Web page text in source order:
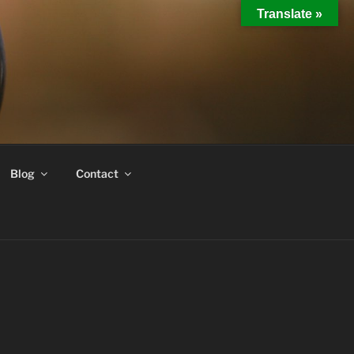
Blog Contact
Translate »